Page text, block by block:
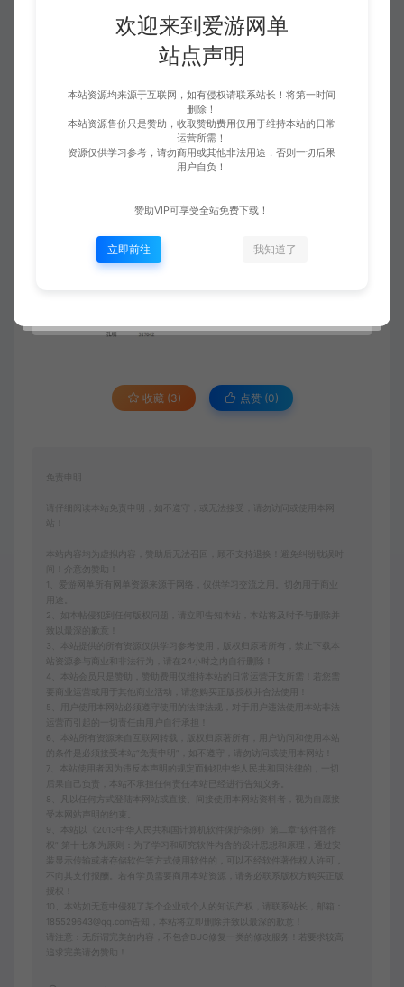
收藏 (3) 点赞 (0)
请仔细阅读本站免责申明，如不遵守，或无法接受，请勿访问或使用本网
本站内容均为虚拟内容，赞助后无法召回，顾不支持退换！避免纠纷耽误时
间！介意勿赞助！
1、爱游网单所有网单资源来源于网络，仅供学习交流之用。切勿用于商业
2、如本帖侵犯到任何版权问题，请立即告知本站，本站将及时予与删除并
致以最深的歉意！
3、本站提供的所有资源仅供学习参考使用，版权归原著所有，禁止下载本
站资源参与商业和非法行为，请在24小时之内自行删除！
4、本站会员只是赞助，赞助费用仅维持本站的日常运营开支所需！若您需
要商业运营或用于其他商业活动，请您购买正版授权并合法使用！
5、用户使用本网站必须遵守使用的法律法规，对于用户违法使用本站非法
6、本站所有资源来自互联网转载，版权归原著所有，用户访问和使用本站
的条件是必须接受本站“免责申明”，如不遵守，请勿访问或使用本网站！
7、本站使用者因为违反本声明的规定而触犯中华人民共和国法律的，一切
后果自己负责，本站不承担任何责任本站已经进行告知义务。
8、凡以任何方式登陆本网站或直接、间接使用本网站资料者，视为自愿接
受本网站声明的约束。
9、本站以《2013中华人民共和国计算机软件保护条例》第二章"软件菩作
权” 第十七条为原则：为了学习和研究软件内含的设计思想和原理，通过安
装显示传输或者存储软件等方式使用软件的，可以不经软件著作权人许可，
不向其支付报酬。若有学员需要商用本站资源，请务必联系版权方购买正版
10、本站如无意中侵犯了某个企业或个人的知识产权，请联系站长，邮箱：
185529643@qq.com告知，本站将立即删除并致以最深的歉意！
请注意：无所谓完美的内容，不包含BUG修复一类的修改服务！若要求较高
追求完美请勿赞助！
欢迎来到爱游网单
站点声明
本站资源均来源于互联网，如有侵权请联系站长！将第一时间
删除！
本站资源售价只是赞助，收取赞助费用仅用于维持本站的日常
运营所需！
资源仅供学习参考，请勿商用或其他非法用途，否则一切后果
用户自负！
赞助VIP可享受全站免费下载！
立即前往 我知道了